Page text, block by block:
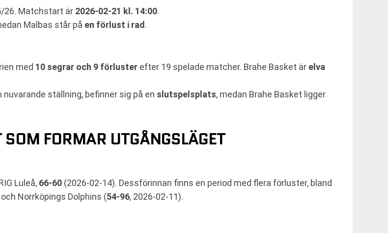
26. Matchstart är 2026-02-21 kl. 14:00.
Malbas står på en förlust i rad .
med 10 segrar och 9 förluster efter 19 spelade matcher. Brahe Basket är elva
ställning, befinner sig på en slutspelsplats, medan Brahe Basket ligger
FORMAR UTGÅNGSLÄGET
Luleå, 66-60 (2026-02-14). Dessförinnan finns en period med flera förluster, bland
Norrköpings Dolphins (54-96, 2026-02-11).